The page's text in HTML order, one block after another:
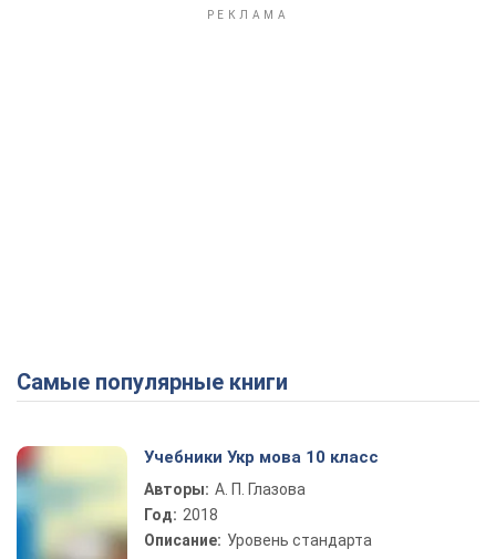
Самые популярные книги
Учебники Укр мова 10 класс
Авторы: А. П. Глазова
Год: 2018
Описание: Уровень стандарта